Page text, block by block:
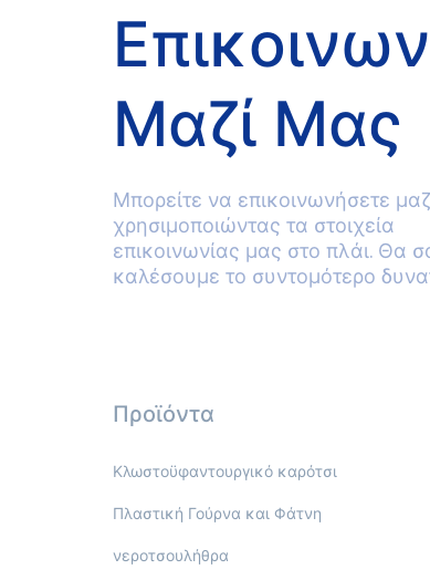
Μαζί Μας
Μπορείτε να επικοινωνήσετε
χρησιμοποιώντας τα στοιχεία
επικοινωνίας μας στο πλάι. Θα
καλέσουμε το συντομότερο
Προϊόντα
Κλωστοϋφαντουργικό καρότσι
Πλαστική Γούρνα και Φάτνη
νεροτσουλήθρα